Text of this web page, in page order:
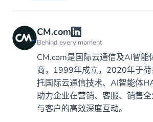
CM.com
Behind every moment
CM.com是国际云通信及AI智能
商，1999年成立，2020年于
托国际云通信技术、AI智能体
助力企业在营销、客服、销售
与客户的高效深度互动。